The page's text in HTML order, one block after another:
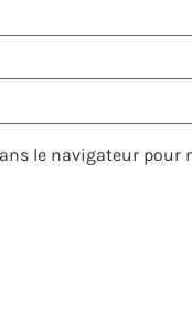
le navigateur pour